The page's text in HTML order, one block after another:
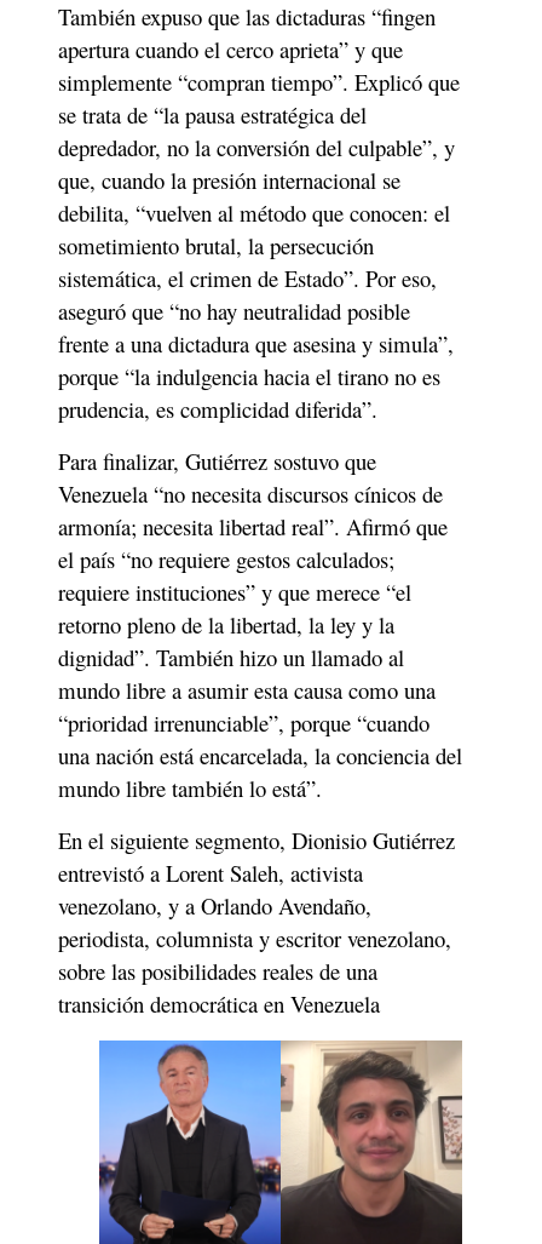
También expuso que las dictaduras “fingen
apertura cuando el cerco aprieta” y que
simplemente “compran tiempo”. Explicó que
se trata de “la pausa estratégica del
depredador, no la conversión del culpable”, y
que, cuando la presión internacional se
debilita, “vuelven al método que conocen: el
sometimiento brutal, la persecución
sistemática, el crimen de Estado”. Por eso,
aseguró que “no hay neutralidad posible
frente a una dictadura que asesina y simula”,
porque “la indulgencia hacia el tirano no es
prudencia, es complicidad diferida”.
Para finalizar, Gutiérrez sostuvo que
Venezuela “no necesita discursos cínicos de
armonía; necesita libertad real”. Afirmó que
el país “no requiere gestos calculados;
requiere instituciones” y que merece “el
retorno pleno de la libertad, la ley y la
dignidad”. También hizo un llamado al
mundo libre a asumir esta causa como una
“prioridad irrenunciable”, porque “cuando
una nación está encarcelada, la conciencia del
mundo libre también lo está”.
En el siguiente segmento, Dionisio Gutiérrez
entrevistó a Lorent Saleh, activista
venezolano, y a Orlando Avendaño,
periodista, columnista y escritor venezolano,
sobre las posibilidades reales de una
transición democrática en Venezuela